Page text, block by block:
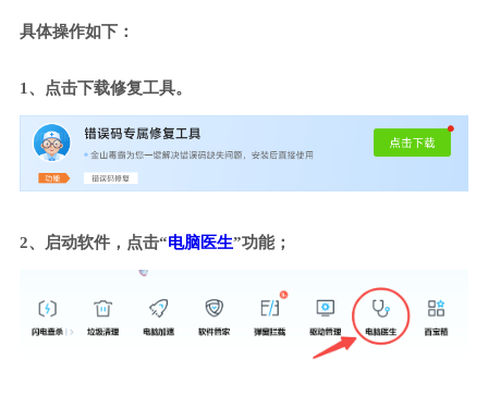
具体操作如下：
1、点击下载修复工具。
2、启动软件，点击“电脑医生”功能；